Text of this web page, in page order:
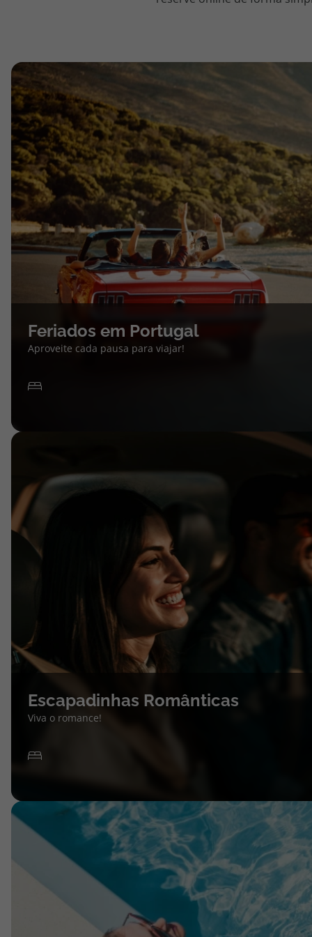
topatlantico@topatlantico.com
Feriados em Portugal
Aproveite cada pausa para viajar!
Escapadinhas Românticas
Viva o romance!